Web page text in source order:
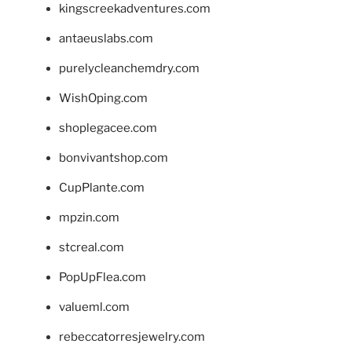
kingscreekadventures.com
antaeuslabs.com
purelycleanchemdry.com
WishOping.com
shoplegacee.com
bonvivantshop.com
CupPlante.com
mpzin.com
stcreal.com
PopUpFlea.com
valueml.com
rebeccatorresjewelry.com